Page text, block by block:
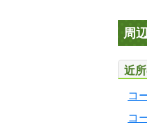
周
近
コ
コ